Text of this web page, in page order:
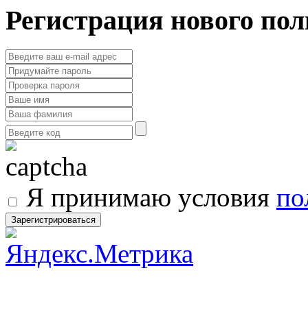
Регистрация нового
Я принимаю условия